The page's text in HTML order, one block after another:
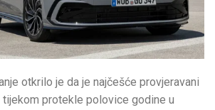
otkrilo je da je najčešće provjeravani
protekle polovice godine u